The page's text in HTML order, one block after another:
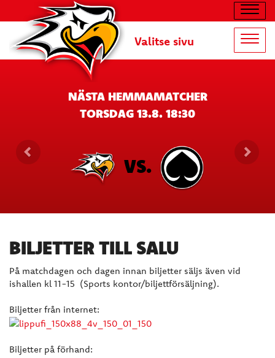
Valitse sivu
NÄSTA HEMMAMATCHER
TORSDAG 13.8. 18:30
VS.
BILJETTER TILL SALU
På matchdagen och dagen innan biljetter säljs även vid
ishallen kl 11-15 (Sports kontor/biljettförsäljning).
Biljetter från internet:
Biljetter på förhand: